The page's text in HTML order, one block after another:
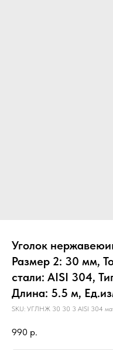
Уголок
Размер 2: 30 мм,
стали: AISI 304,
Длина: 5.5 м,
SKU: УГЛНЖ 30 30 3 AISI 304
990 р.